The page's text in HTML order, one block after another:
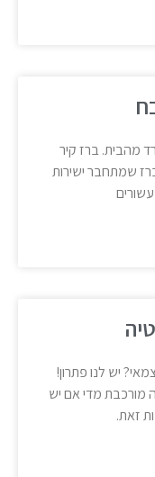
מהבית. ברז קיר
שמתחבר ישירות
יש לנו פתרון!
מורכבת מדי אם יש
זאת.